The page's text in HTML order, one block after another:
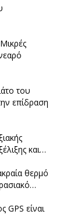
του
επίδραση
και…
θερμό
GPS είναι